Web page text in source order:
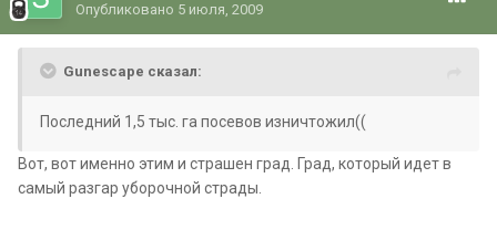
Опубликовано 5 июля, 2009
Gunescape сказал:
Последний 1,5 тыс. га посевов изничтожил((
Вот, вот именно этим и страшен град. Град, который идет в
самый разгар уборочной страды.